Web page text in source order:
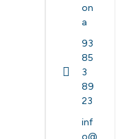
on
a
93
85
3
89
23
inf
o@